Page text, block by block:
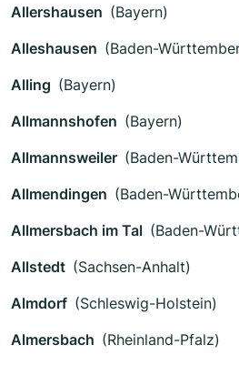
Allershausen (Bayern)
Alleshausen (Baden-
Alling (Bayern)
Allmannshofen (Bayern)
Allmannsweiler (Baden-
Allmendingen (Baden-
Allmersbach im Tal (Baden-
Allstedt (Sachsen-Anhalt)
Almdorf (Schleswig-Holstein)
Almersbach (Rheinland-Pfalz)